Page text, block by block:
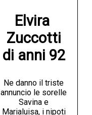
Elvira
Zuccotti
di anni 92
Ne danno il triste
annuncio le sorelle
Savina e
Marialuisa, i nipoti